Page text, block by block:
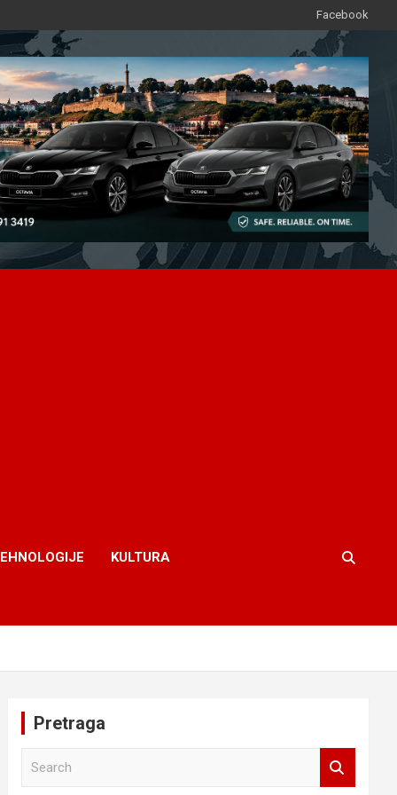
Facebook
KULTURA
Pretraga